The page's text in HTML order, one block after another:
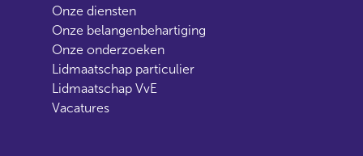
Onze diensten
Onze belangenbehartiging
Onze onderzoeken
Lidmaatschap particulier
Lidmaatschap VvE
Vacatures